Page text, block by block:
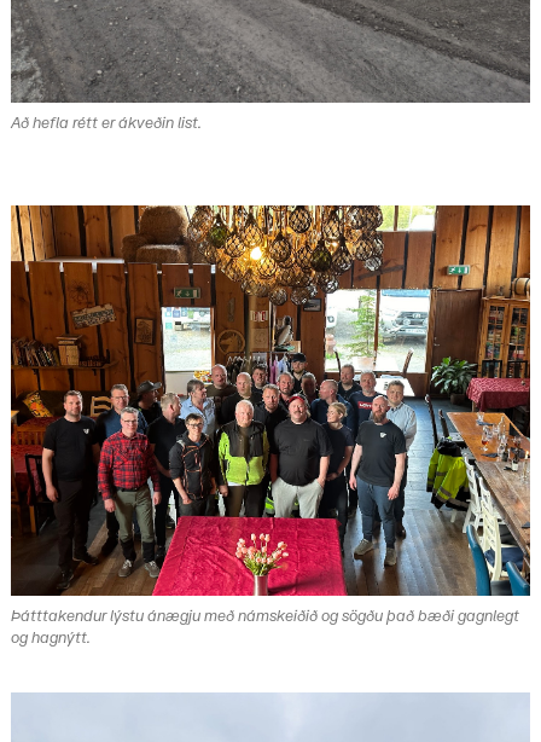
Að hefla rétt er ákveðin list.
Þátttakendur lýstu ánægju með námskeiðið og sögðu það bæði gagnlegt
og hagnýtt.